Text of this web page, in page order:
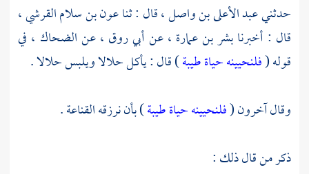
حدثنيعبد الأعلى بن واصل ،قال : ثناعون بن سلام القرشي ،
قال : أخبرنابشر بن عمارة ،عنأبي روق ،عنالضحاك ، في
قوله (فلنحيينه حياة طيبة) قال : يأكل حلالا ويلبس حلالا .
وقال آخرون (فلنحيينه حياة طيبة) بأن نرزقه القناعة .
ذكر من قال ذلك :